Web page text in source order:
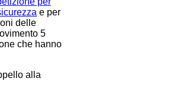
e per
delle
5
che hanno
alla